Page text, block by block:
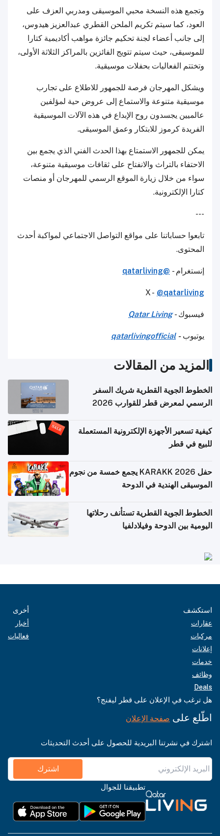
وتجمع هذه النسخة محبي الموسيقى ومدربي العزف على
العود، كما سيتم تكريم الملحن القطري عبدالعزيز هيدوس،
إلى جانب أعضاء لجنة تحكيم جائزة مواهب أكاديمية كتارا
للموسيقى، حيث سيتم تتويج الفائزين بالمراكز الثلاثة الأولى،
وتختتم الفعاليات بحفلات موسيقية.
ويشكل المهرجان فرصة للجمهور للاطلاع على تجارب
موسيقية متنوعة والاستماع إلى عروض حية لمؤلفين
عالميين يجسدون روح الإبداع في هذه الآلات الموسيقية
الفريدة كرموز للابتكار وعمق الموسيقى.
يمكن للجمهور الاستمتاع بهذا الحدث الفني الذي يجمع بين
الاحتفاء بالتراث والانفتاح على ثقافات موسيقية متنوعة،
سواء من خلال زيارة الموقع الرسمي للمهرجان أو منصات
كتارا الإلكترونية.
---
تابعوا حساباتنا على مواقع التواصل الاجتماعي لمواكبة أحدث
المحتوى.
إنستغرام - @qatarliving
X - @qatarliving
فيسبوك -Qatar Living
يوتيوب-
qatarlivingofficial
المزيد من المقالات
الخطوط الجوية القطرية شريك السفر
الرسمي لمعرض قطر للقوارب 2026
كيفية تسعير الأجهزة الإلكترونية المستعملة
للبيع في قطر
حفل KARAKK 2026 يجمع خمسة من نجوم
الموسيقى الهندية في الدوحة
الخطوط الجوية القطرية تستأنف رحلاتها
اليومية بين الدوحة وفيلادلفيا
استكشف
عقارات
مركبات
إعلانات
خدمات
وظائف
Deals
أخرى
أخبار
فعاليات
هل ترغب في الإعلان على قطر ليفنج؟
اطّلع على صفحة الإعلان
اشترك في نشرتنا البريدية للحصول على أحدث التحديثات
اشترك
تطبيقنا للجوال